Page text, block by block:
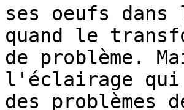
ses oeufs
quand le
de problème.
l'éclairage qui
des problèmes